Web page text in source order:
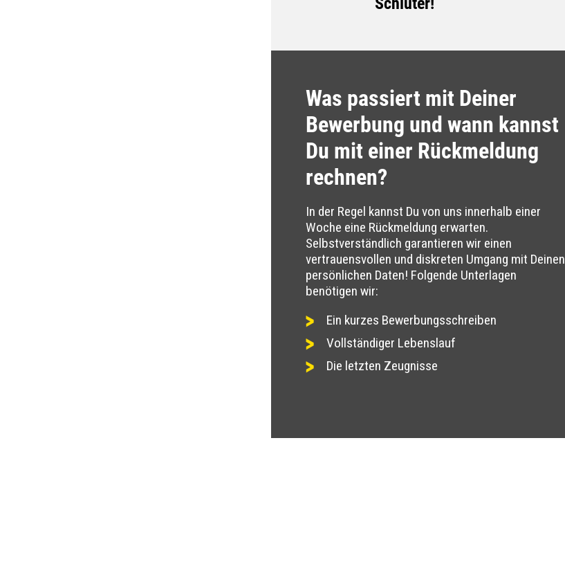
Was passiert mit Deiner
Bewerbung und wann kannst
Du mit einer Rückmeldung
rechnen?
In der Regel kannst Du von uns innerhalb einer
Woche eine Rückmeldung erwarten.
Selbstverständlich garantieren wir einen
vertrauensvollen und diskreten Umgang mit Deinen
persönlichen Daten! Folgende Unterlagen
benötigen wir:
Ein kurzes Bewerbungsschreiben
Vollständiger Lebenslauf
Die letzten Zeugnisse